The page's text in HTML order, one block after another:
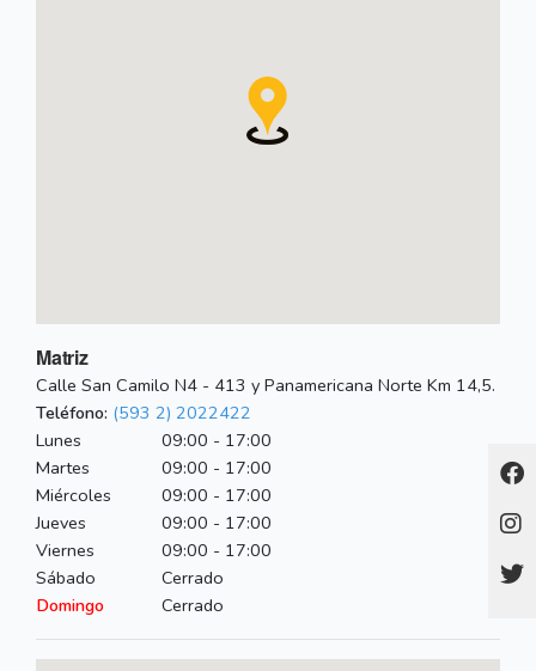
Matriz
Calle San Camilo N4 - 413 y Panamericana Norte Km 14,5.
Teléfono: (593 2) 2022422
Lunes
09:00 - 17:00
Martes
09:00 - 17:00
Miércoles
09:00 - 17:00
Jueves
09:00 - 17:00
Viernes
09:00 - 17:00
Sábado
Cerrado
Domingo
Cerrado